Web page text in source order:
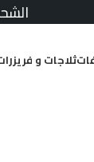
ثلاجات و